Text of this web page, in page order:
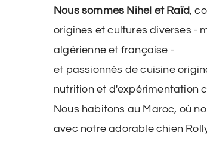
Nous sommes Nihel et Raïd,
origines et cultures diverses -
algérienne et française -
et passionnés de cuisine
nutrition et d'expérimentation
Nous habitons au Maroc, où
avec notre adorable chien